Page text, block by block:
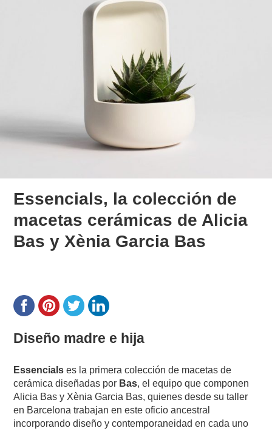
Essencials, la colección de
macetas cerámicas de Alicia
Bas y Xènia Garcia Bas
Diseño madre e hija
Essencialses la primera colección de macetas de
cerámica diseñadas por Bas, el equipo que componen
Alicia Bas y Xènia Garcia Bas, quienes desde su taller
en Barcelona trabajan en este oficio ancestral
incorporando diseño y contemporaneidad en cada uno